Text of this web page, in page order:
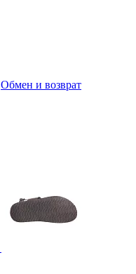
Обмен и возврат